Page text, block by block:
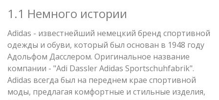
1.1 Немного истории
Adidas - известнейший немецкий бренд спортивной
одежды и обуви, который был основан в 1948 году
Адольфом Дасслером. Оригинальное название
компании - "Adi Dassler Adidas Sportschuhfabrik".
Adidas всегда был на переднем крае спортивной
моды, предлагая комфортные и стильные изделия,